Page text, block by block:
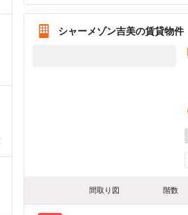
シャーメゾン吉美の賃貸物件
間取り図 階数